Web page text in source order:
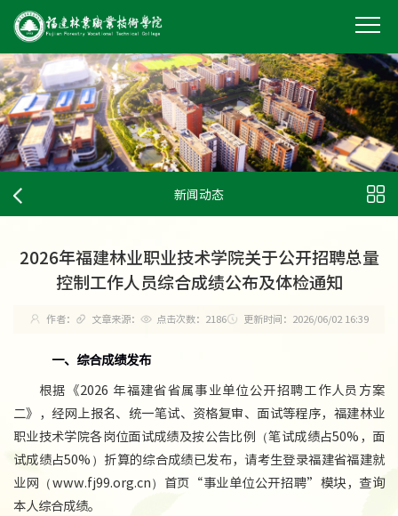
新闻动态
2026年福建林业职业技术学院关于公开招聘总量
控制工作人员综合成绩公布及体检通知
作者： 文章来源： 点击次数： 2186 更新时间：2026/06/02 16:39
一、 综合成绩发布
根据《2026 年福建省省属事业单位公开招聘工作人员方案
二》，经网上报名、统一笔试、资格复审、面试等程序，福建林业
职业技术学院各岗位面试成绩及按公告比例（笔试成绩占50%，面
试成绩占50%）折算的综合成绩已发布，请考生登录福建省福建就
业网（www.fj99.org.cn）首页“事业单位公开招聘”模块，查询
本人综合成绩。